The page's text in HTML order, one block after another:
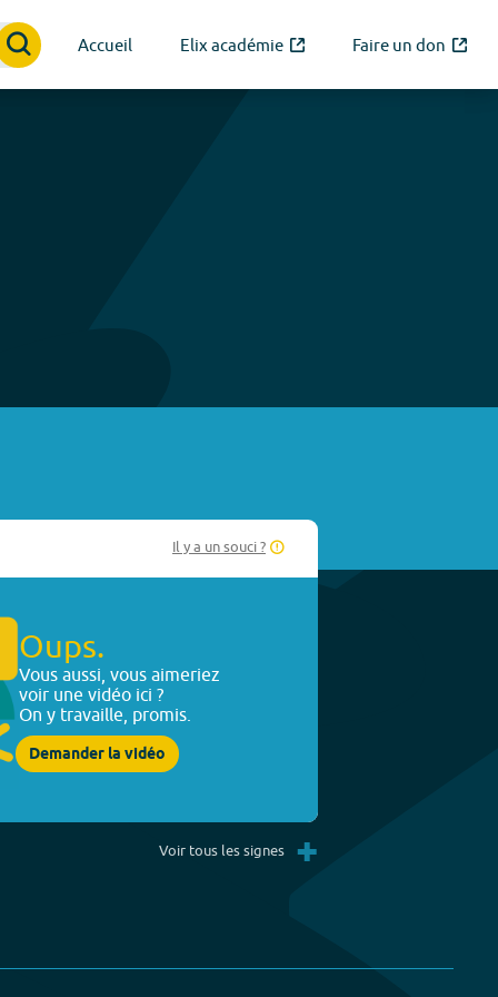
Accueil Elix académie Faire un don
Il y a un souci ?
Oups.
Vous aussi, vous aimeriez
voir une vidéo ici ?
On y travaille, promis.
Demander la vidéo
Voir tous les signes +